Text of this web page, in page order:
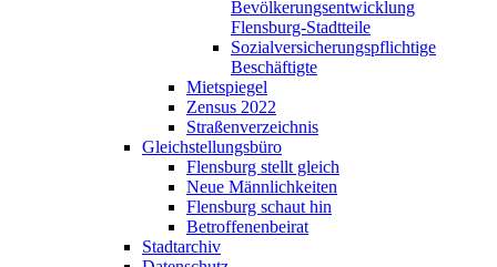
Bevölkerungsentwicklung
Flensburg-Stadtteile
Sozialversicherungspflichtige
Beschäftigte
Mietspiegel
Zensus 2022
Straßenverzeichnis
Gleichstellungsbüro
Flensburg stellt gleich
Neue Männlichkeiten
Flensburg schaut hin
Betroffenenbeirat
Stadtarchiv